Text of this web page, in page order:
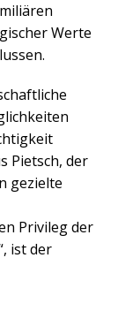
Werte
Pietsch, der
gezielte
Privileg der
ist der